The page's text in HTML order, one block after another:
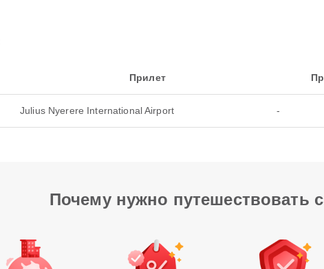
Прилет
Julius Nyerere International Airport -
Почему нужно путешествовать